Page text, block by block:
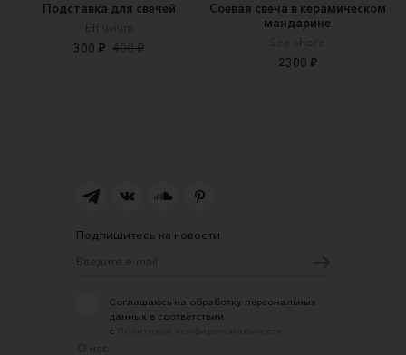
Подставка для свечей
Effluvium
300 ₽ 400 ₽
Соевая свеча в керамическом
мандарине
Sea shore
2300 ₽
Подпишитесь на новости
Соглашаюсь на обработку персональных
данных в соответствии
с
О нас